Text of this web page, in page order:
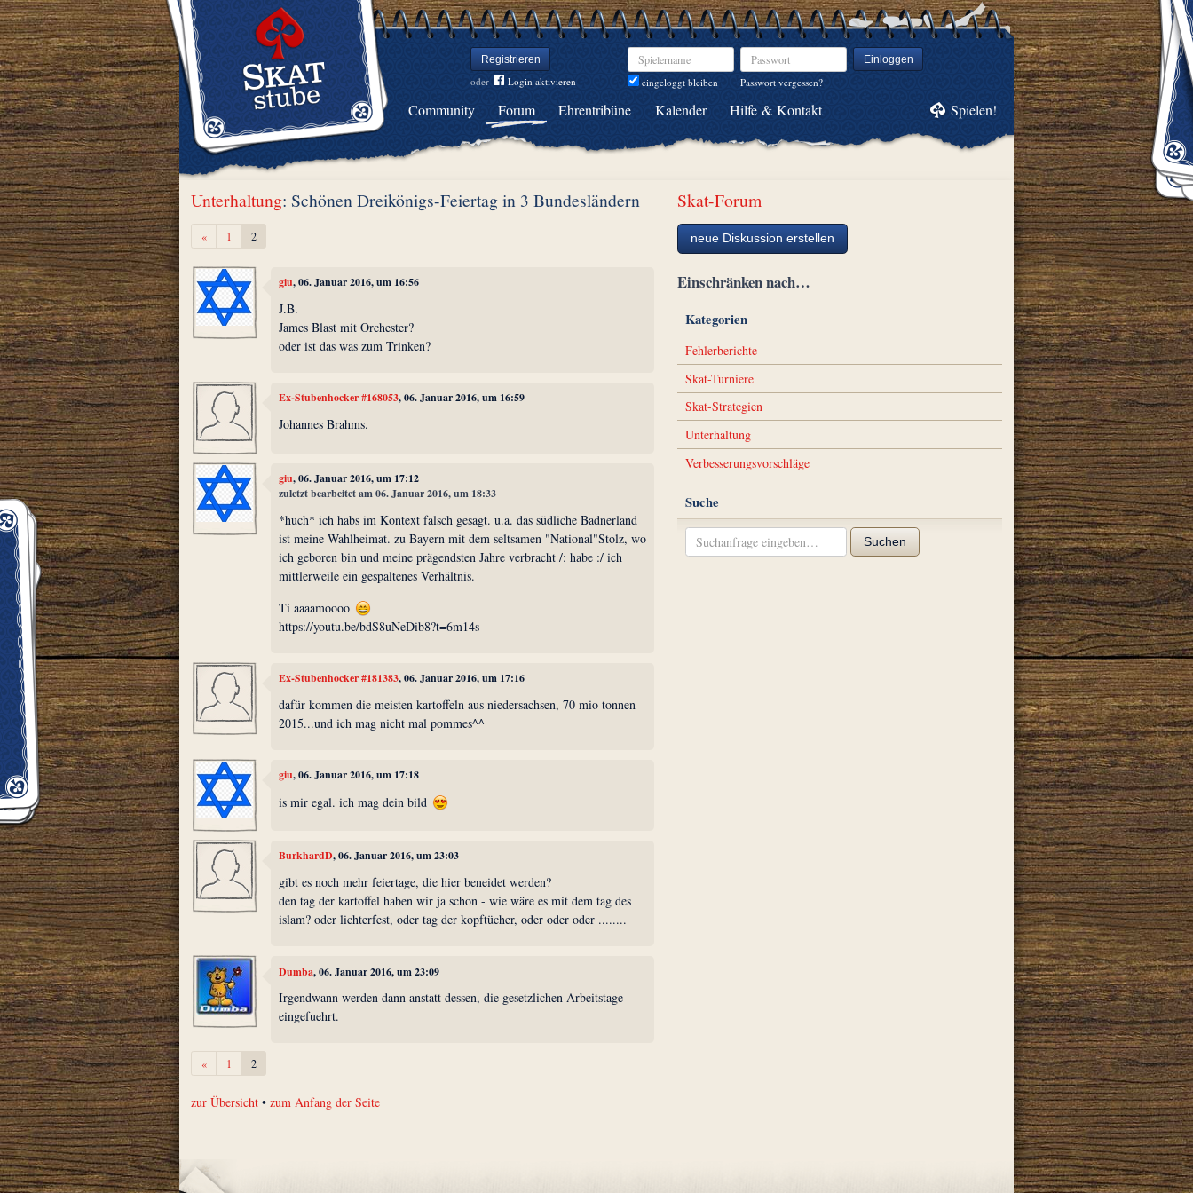
Registrieren
oder Login aktivieren
Spielername
eingeloggt bleiben
Passwort Einloggen
Passwort vergessen?
Community Forum Ehrentribüne Kalender Hilfe & Kontakt Spielen!
Unterhaltung: Schönen Dreikönigs-Feiertag in 3 Bundesländern
«Zurück1 2
giu, 06. Januar 2016, um 16:56
J.B.
James Blast mit Orchester?
oder ist das was zum Trinken?
Ex-Stubenhocker #168053, 06. Januar 2016, um 16:59
Johannes Brahms.
giu, 06. Januar 2016, um 17:12
zuletzt bearbeitet am 06. Januar 2016, um 18:33
*huch* ich habs im Kontext falsch gesagt. u.a. das südliche Badnerland
ist meine Wahlheimat. zu Bayern mit dem seltsamen "National"Stolz, wo
ich geboren bin und meine prägendsten Jahre verbracht /: habe :/ ich
mittlerweile ein gespaltenes Verhältnis.
Ti aaaamoooo
https://youtu.be/bdS8uNeDib8?t=6m14s
Ex-Stubenhocker #181383, 06. Januar 2016, um 17:16
dafür kommen die meisten kartoffeln aus niedersachsen, 70 mio tonnen
2015...und ich mag nicht mal pommes^^
giu, 06. Januar 2016, um 17:18
is mir egal. ich mag dein bild
BurkhardD, 06. Januar 2016, um 23:03
gibt es noch mehr feiertage, die hier beneidet werden?
den tag der kartoffel haben wir ja schon - wie wäre es mit dem tag des
islam? oder lichterfest, oder tag der kopftücher, oder oder oder ........
Dumba, 06. Januar 2016, um 23:09
Irgendwann werden dann anstatt dessen, die gesetzlichen Arbeitstage
eingefuehrt.
«Zurück1 2
zur Übersicht •zum Anfang der Seite
Skat-Forum
neue Diskussion erstellen
Einschränken nach…
Kategorien
Fehlerberichte
Skat-Turniere
Skat-Strategien
Unterhaltung
Verbesserungsvorschläge
Suche
Suchen